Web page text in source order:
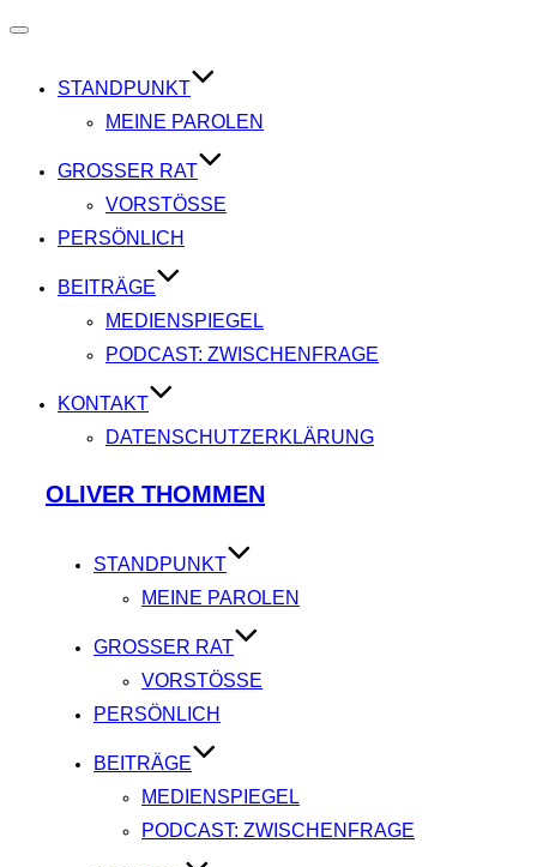
Navigation
STANDPUNKT
MEINE PAROLEN
GROSSER RAT
VORSTÖSSE
PERSÖNLICH
BEITRÄGE
MEDIENSPIEGEL
PODCAST: ZWISCHENFRAGE
KONTAKT
DATENSCHUTZERKLÄRUNG
OLIVER THOMMEN
STANDPUNKT
MEINE PAROLEN
GROSSER RAT
VORSTÖSSE
PERSÖNLICH
BEITRÄGE
MEDIENSPIEGEL
PODCAST: ZWISCHENFRAGE